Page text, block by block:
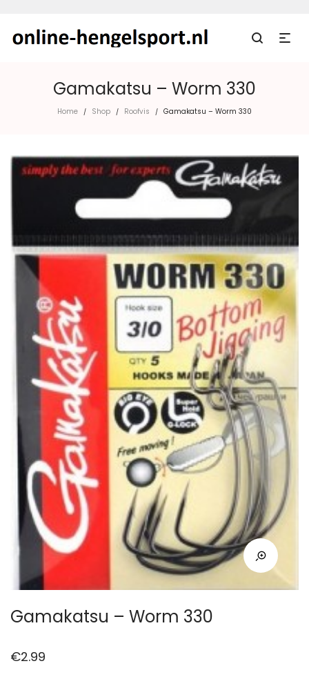
Gamakatsu – Worm 330
Home / Shop / Roofvis / Gamakatsu – Worm 330
Gamakatsu – Worm 330
€2.99